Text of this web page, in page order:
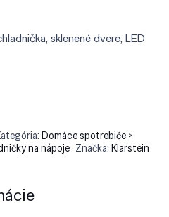
sklenené dvere, LED
Domáce spotrebiče >
na nápoje Značka:Klarstein